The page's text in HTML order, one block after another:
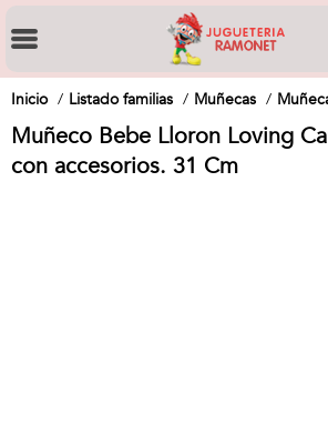
Inicio Listado familias Muñecas
Muñeco Bebe Lloron Loving
con accesorios. 31 Cm